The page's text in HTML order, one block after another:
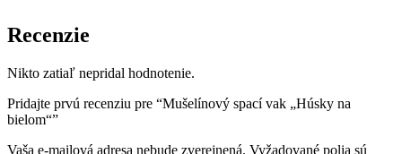
Recenzie
Nikto zatiaľ nepridal hodnotenie.
Pridajte prvú recenziu pre “Mušelínový spací vak „Húsky na
bielom“”
Vaša e-mailová adresa nebude zverejnená. Vyžadované polia sú